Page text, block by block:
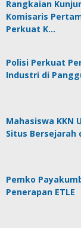
Rangkaian
Komisaris
Perkuat K…
Polisi Perkuat
Industri di
Mahasiswa KKN
Situs Bersejarah
Pemko
Penerapan ETLE